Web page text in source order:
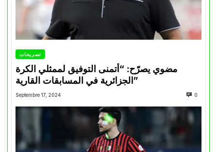
تصريحات
مضوي يصرّح: “أتمنى التوفيق لممثلي الكرة
الجزائرية في المسابقات القارية”
Septembre 17, 2024 0